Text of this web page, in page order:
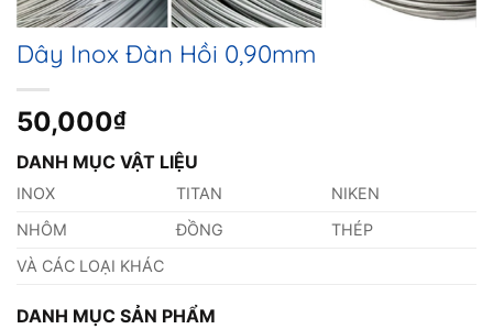
Dây Inox Đàn Hồi 0,90mm
50,000₫
DANH MỤC VẬT LIỆU
INOX TITAN
NIKEN
NHÔM
ĐỒNG
THÉP
VÀ CÁC LOẠI KHÁC
DANH MỤC SẢN PHẨM